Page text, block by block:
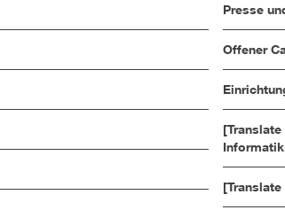
Presse
Offener
Informatik